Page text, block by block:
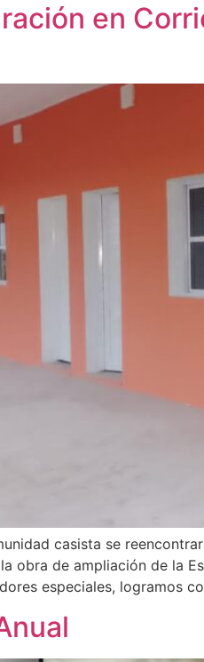
en
casista se
obra de ampliación de la
especiales, logramos